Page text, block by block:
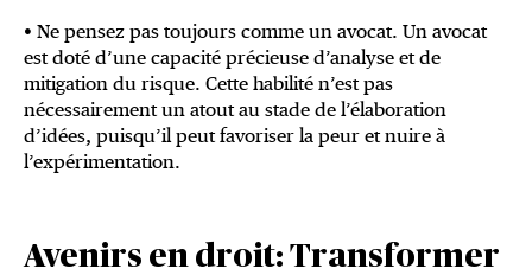
• Ne pensez pas toujours comme un avocat. Un avocat
est doté d’une capacité précieuse d’analyse et de
mitigation du risque. Cette habilité n’est pas
nécessairement un atout au stade de l’élaboration
d’idées, puisqu’il peut favoriser la peur et nuire à
l’expérimentation.
Avenirs en droit: Transformer